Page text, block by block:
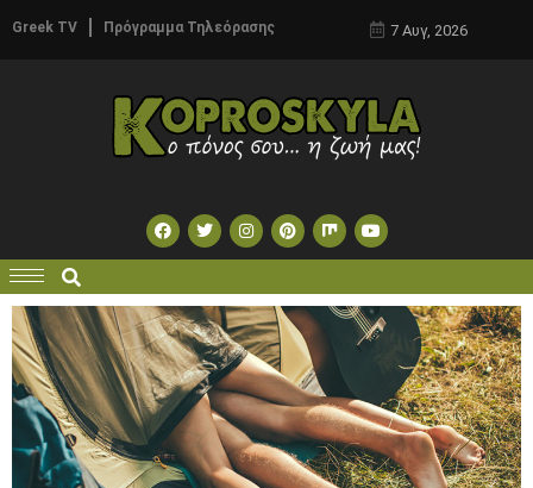
Greek TV Πρόγραμμα Τηλεόρασης 7 Αυγ, 2026